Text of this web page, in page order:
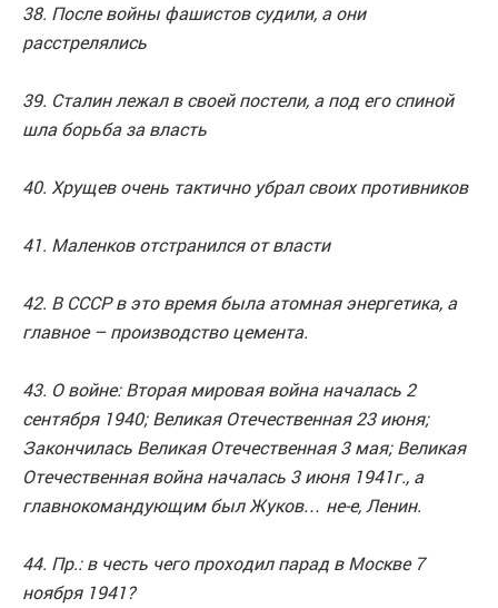
38. После войны фашистов судили, а они
расстрелялись
39. Сталин лежал в своей постели, а под его спиной
шла борьба за власть
40. Хрущев очень тактично убрал своих противников
41. Маленков отстранился от власти
42. В СССР в это время была атомная энергетика, а
главное – производство цемента.
43. О войне: Вторая мировая война началась 2
сентября 1940; Великая Отечественная 23 июня;
Закончилась Великая Отечественная 3 мая; Великая
Отечественная война началась 3 июня 1941г., а
главнокомандующим был Жуков… не-е, Ленин.
44. Пр.: в честь чего проходил парад в Москве 7
ноября 1941?